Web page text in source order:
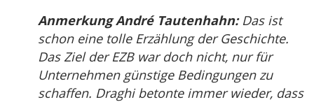
Anmerkung André Tautenhahn:Das ist
schon eine tolle Erzählung der Geschichte.
Das Ziel der EZB war doch nicht, nur für
Unternehmen günstige Bedingungen zu
schaffen. Draghi betonte immer wieder, dass